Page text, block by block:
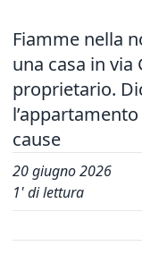
Fiamme nella
una casa in
proprietario.
cause
20 giugno 2026
1' di lettura